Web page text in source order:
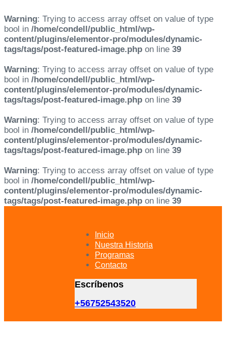
Warning: Trying to access array offset on value of type
bool in /home/condell/public_html/wp-
content/plugins/elementor-pro/modules/dynamic-
tags/tags/post-featured-image.php on line 39
Warning: Trying to access array offset on value of type
bool in /home/condell/public_html/wp-
content/plugins/elementor-pro/modules/dynamic-
tags/tags/post-featured-image.php on line 39
Warning: Trying to access array offset on value of type
bool in /home/condell/public_html/wp-
content/plugins/elementor-pro/modules/dynamic-
tags/tags/post-featured-image.php on line 39
Warning: Trying to access array offset on value of type
bool in /home/condell/public_html/wp-
content/plugins/elementor-pro/modules/dynamic-
tags/tags/post-featured-image.php on line 39
Inicio
Nuestra Historia
Programas
Contacto
Escríbenos
+56752543520